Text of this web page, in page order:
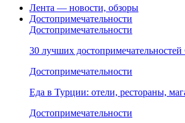
Лента — новости, обзоры
Достопримечательности
Достопримечательности
30 лучших
Достопримечательности
Еда в Турции: отели, рестораны,
Достопримечательности